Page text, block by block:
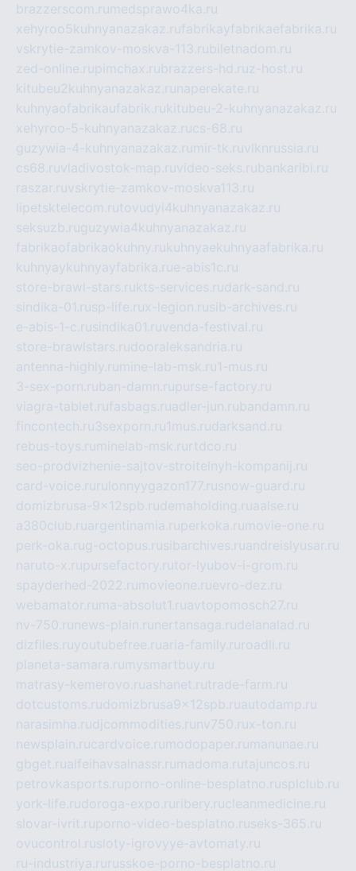
brazzerscom.ru medsprawo4ka.ru
xehyroo5kuhnyanazakaz.rufabrikayfabrikaefabrika.ru
vskrytie-zamkov-moskva-113.rubiletnadom.ru
zed-online.rupimchax.rubrazzers-hd.ruz-host.ru
kitubeu2kuhnyanazakaz.ru naperekate.ru
kuhnyaofabrikaufabrik.rukitubeu-2-kuhnyanazakaz.ru
xehyroo-5-kuhnyanazakaz.rucs-68.ru
guzywia-4-kuhnyanazakaz.ru mir-tk.ruvlknrussia.ru
cs68.ruvladivostok-map.ruvideo-seks.rubankaribi.ru
raszar.ruvskrytie-zamkov-moskva113.ru
lipetsktelecom.rutovudyi4kuhnyanazakaz.ru
seksuzb.ruguzywia4kuhnyanazakaz.ru
fabrikaofabrikaokuhny.rukuhnyaekuhnyaafabrika.ru
kuhnyaykuhnyayfabrika.rue-abis1c.ru
store-brawl-stars.rukts-services.rudark-sand.ru
sindika-01.rusp-life.rux-legion.rusib-archives.ru
e-abis-1-c.rusindika01.ruvenda-festival.ru
store-brawlstars.rudooraleksandria.ru
antenna-highly.ru mine-lab-msk.ru1-mus.ru
3-sex-porn.ruban-damn.rupurse-factory.ru
viagra-tablet.rufasbags.ruadler-jun.rubandamn.ru
fincontech.ru3sexporn.ru1mus.rudarksand.ru
rebus-toys.ru minelab-msk.ru rtdco.ru
seo-prodvizhenie-sajtov-stroitelnyh-kompanij.ru
card-voice.ru rulonnyygazon177.rusnow-guard.ru
domizbrusa-9x12spb.rudemaholding.ruaalse.ru
a380club.ruargentinamia.ruperkoka.ru movie-one.ru
perk-oka.rug-octopus.rusibarchives.ruandreislyusar.ru
naruto-x.rupursefactory.rutor-lyubov-i-grom.ru
spayderhed-2022.ru movieone.ruevro-dez.ru
webamator.ru ma-absolut1.ruavtopomosch27.ru
nv-750.ru news-plain.ru nertansaga.rudelanalad.ru
dizfiles.ruyoutubefree.ruaria-family.ru roadli.ru
planeta-samara.ru mysmartbuy.ru
matrasy-kemerovo.ruashanet.rutrade-farm.ru
dotcustoms.rudomizbrusa9x12spb.ruautodamp.ru
narasimha.rudjcommodities.ru nv750.rux-ton.ru
newsplain.rucardvoice.ru modopaper.ru manunae.ru
gbget.rualfeihavsalnassr.ru madoma.rutajuncos.ru
petrovkasports.ruporno-online-besplatno.rusplclub.ru
york-life.rudoroga-expo.ru ribery.rucleanmedicine.ru
slovar-ivrit.ruporno-video-besplatno.ruseks-365.ru
ovucontrol.rusloty-igrovyye-avtomaty.ru
ru-industriya.ru russkoe-porno-besplatno.ru